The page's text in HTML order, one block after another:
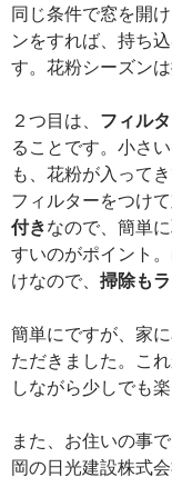
同じ条件で窓を開
ンをすれば、持ち
す。花粉シーズン
２つ目は、 フィル
ることです。小さ
も、花粉が入って
フィルターをつけ
付きなので、簡単
すいのがポイント
けなので、 掃除も
簡単にですが、家
ただきました。こ
しながら少しでも
また、お住いの事
岡の日光建設株式